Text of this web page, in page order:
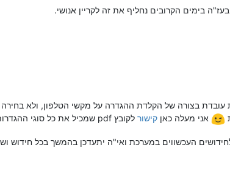
בעז"ה בימים הקרובים נחליף את זה לקריין אנושי.
עובדת בצורה של הקלדת ההגדרה על מקשי הטלפון, ולא
אני מעלה כאן קישור לקובץ pdf שמכיל את כל סוגי ההגדרות הקיימות מתוך אינדקס הקישורים, לאפשר שימוש לא מקוון.
העכשווים במערכת ואי"ה יתעדכן בהמשך בכל חידוש